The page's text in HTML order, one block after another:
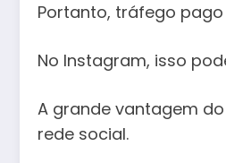
Portanto, tráfego
No Instagram, isso
A grande vantagem
rede social.